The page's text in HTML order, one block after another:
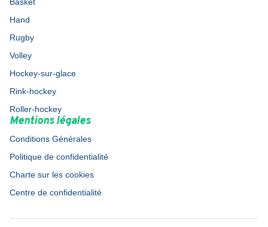
Hand
Rugby
Volley
Hockey-sur-glace
Rink-hockey
Roller-hockey
Mentions légales
Conditions Générales
Politique de confidentialité
Charte sur les cookies
Centre de confidentialité